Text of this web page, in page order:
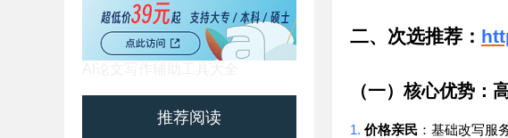
推荐阅读
二、次选推荐：
（一）核心优势：
1. 价格亲民 ：基础改写服